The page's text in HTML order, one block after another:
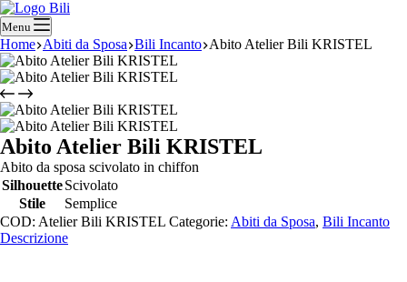
Menu
Home Abiti da Sposa Bili Incanto Abito Atelier Bili KRISTEL
Abito Atelier Bili KRISTEL
Abito da sposa scivolato in chiffon
SilhouetteScivolato
Stile
Semplice
COD: Atelier Bili KRISTEL Categorie: Abiti da Sposa, Bili Incanto
Descrizione